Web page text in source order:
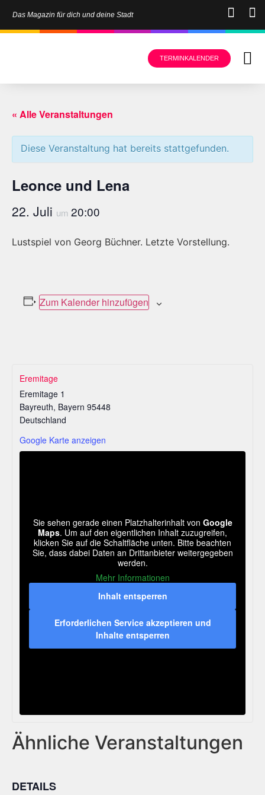
Das Magazin für dich und deine Stadt
TERMINKALENDER
« Alle Veranstaltungen
Diese Veranstaltung hat bereits stattgefunden.
Leonce und Lena
22. Juli um 20:00
Lustspiel von Georg Büchner. Letzte Vorstellung.
Zum Kalender hinzufügen
DETAILS
Eremitage
Eremitage 1
Bayreuth, Bayern 95448
Deutschland
Google Karte anzeigen
Sie sehen gerade einen Platzhalterinhalt von Google
Maps. Um auf den eigentlichen Inhalt zuzugreifen,
klicken Sie auf die Schaltfläche unten. Bitte beachten
Sie, dass dabei Daten an Drittanbieter weitergegeben
werden.
Mehr Informationen
Inhalt entsperren
Erforderlichen Service akzeptieren und
Inhalte entsperren
Ähnliche Veranstaltungen